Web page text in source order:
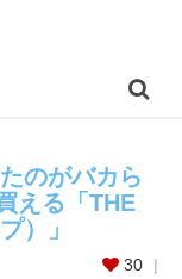
のがバカら
える「THE
）」
30